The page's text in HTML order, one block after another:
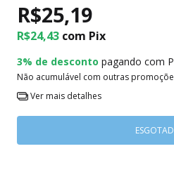
R$25,19
R$24,43 com Pix
3% de desconto pagando com
Não acumulável com outras
Ver mais detalhes